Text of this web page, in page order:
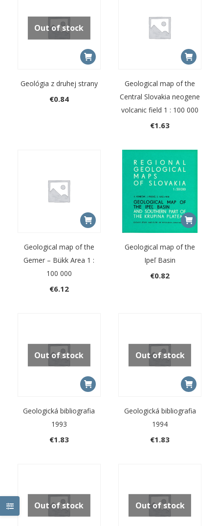
Out of stock
Geológia z druhej strany
€0.84
Geological map of the
Central Slovakia neogene
volcanic field 1 : 100 000
€1.63
Geological map of the
Gemer – Bükk Area 1 :
100 000
€6.12
Geological map of the
Ipeľ Basin
€0.82
Out of stock
Geologická bibliografia
1993
€1.83
Out of stock
Geologická bibliografia
1994
€1.83
Out of stock Out of stock